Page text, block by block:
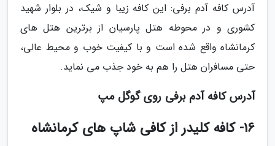
آدرس کافه آدم برفی: این کافه زیبا و شیک، در بلوار شهید
کشوری و در محوطه هتل پارسیان از برترین هتل های
کرمانشاه واقع شده است و با کیفیت خوب و محیط عالی،
حتی مسافران هتل را هم به خود جذب می نماید.
آدرس کافه آدم برفی روی گوگل مپ
16- کافه کلیدر از کافی شاپ های کرمانشاه